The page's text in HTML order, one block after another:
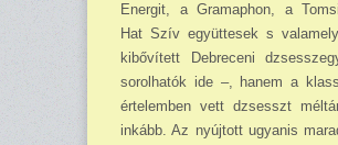
Energit, a Gra­ma­phon, a
Hat Szív együttesek s
kibővített Debreceni
sorolhatók ide –, hanem a
értelem­ben vett dzsesszt
inkább. Az nyújtott ugyanis